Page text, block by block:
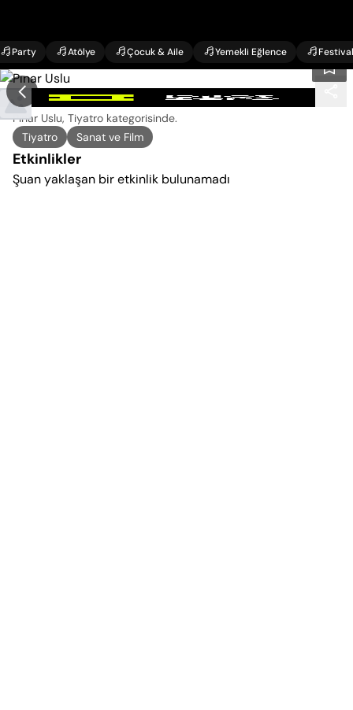
Party Atölye Çocuk & Aile Yemekli Eğlence Festival
Pınar Uslu Etkinlikleri
Pınar Uslu, Tiyatro kategorisinde.
Tiyatro
Sanat ve Film
Etkinlikler
Şuan yaklaşan bir etkinlik bulunamadı